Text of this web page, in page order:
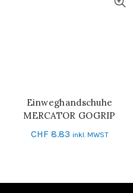
SCHNELL-EINKAUF
Einweghandschuhe
MERCATOR GOGRIP
LONG b
CHF 8.83 inkl. MWST